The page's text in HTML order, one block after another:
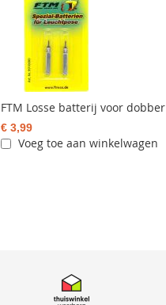
FTM Losse batterij voor dobber
€ 3,99
Voeg toe aan winkelwagen